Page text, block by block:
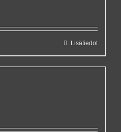
Lisätiedot